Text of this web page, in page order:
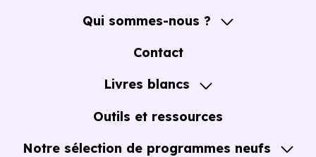
Qui sommes-nous ?
A propos
Contact
Livres blancs
Guide de l'Achat immobilier neuf en VEFA
Outils et ressources
Notre sélection de programmes neufs